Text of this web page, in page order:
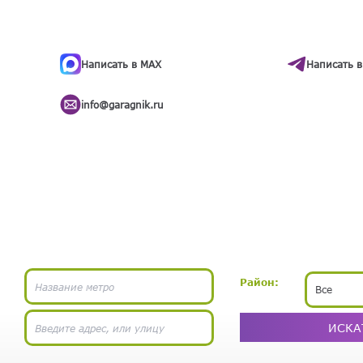
Написать в MAX Написать
info@garagnik.ru
Район:
Все